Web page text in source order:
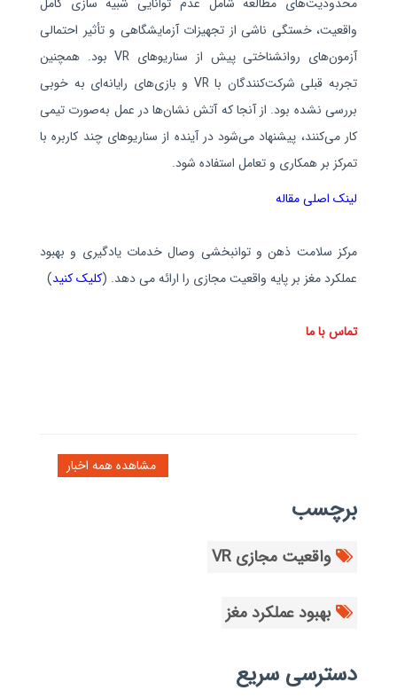
واقعیت، خستگی ناشی از تجهیزات آزمایشگاهی و تأثیر احتمالی
آزمون‌های روانشناختی پیش از سناریوهای VR بود. همچنین
تجربه قبلی شرکت‌کنندگان با VR و بازی‌های رایانه‌ای به‌ خوبی
بررسی نشده بود. از آنجا که آتش‌ نشان‌ها در عمل به‌صورت تیمی
کار می‌کنند، پیشنهاد می‌شود در آینده از سناریوهای چند کاربره با
تمرکز بر همکاری و تعامل استفاده شود.
لینک اصلی مقاله
مرکز سلامت ذهن و توانبخشی وصال خدمات یادگیری و بهبود
عملکرد مغز بر پایه واقعیت مجازی را ارائه می دهد. (کلیک کنید)
تماس با ما
برچسب
واقعیت مجازی VR
بهبود عملکرد مغز
دسترسی سریع